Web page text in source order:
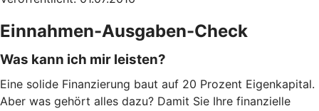
Einnahmen-Ausgaben-Check
Was kann ich mir leisten?
Eine solide Finanzierung baut auf 20 Prozent Eigenkapital.
Aber was gehört alles dazu? Damit Sie Ihre finanzielle